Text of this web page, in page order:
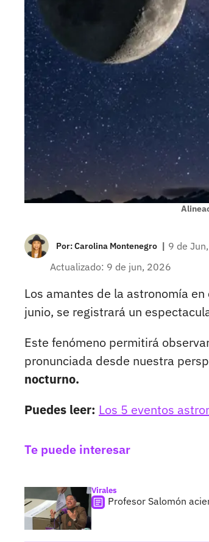
Por:Carolina Montenegro | 9 de
Actualizado: 9 de jun, 2026
Los amantes de la astronomía
junio, se registrará un
Este fenómeno permitirá
pronunciada desde nuestra
nocturno.
Puedes leer: Los 5 eventos
Te puede interesar
Virales
Profesor Salomón